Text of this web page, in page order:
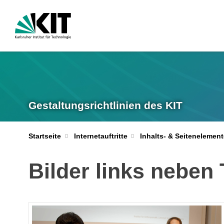
Gestaltungsrichtlinien des KIT
Startseite Internetauftritte Inhalts- &
Bilder links neben